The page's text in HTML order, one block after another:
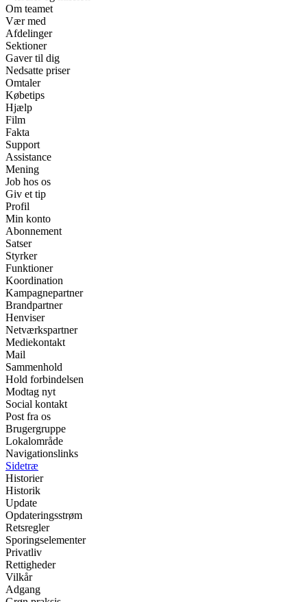
Om teamet
Vær med
Afdelinger
Sektioner
Gaver til dig
Nedsatte priser
Omtaler
Købetips
Hjælp
Film
Fakta
Support
Assistance
Mening
Job hos os
Giv et tip
Profil
Min konto
Abonnement
Satser
Styrker
Funktioner
Koordination
Kampagnepartner
Brandpartner
Henviser
Netværkspartner
Mediekontakt
Mail
Sammenhold
Hold forbindelsen
Modtag nyt
Social kontakt
Post fra os
Brugergruppe
Lokalområde
Navigationslinks
Sidetræ
Historier
Historik
Update
Opdateringsstrøm
Retsregler
Sporingselementer
Privatliv
Rettigheder
Vilkår
Adgang